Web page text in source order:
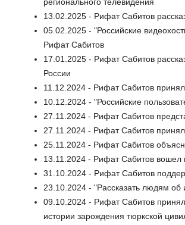
13.02.2025 - Рифат Сабитов
05.02.2025 - "Российские
Рифат Сабитов
17.01.2025 - Рифат Сабитов
России
11.12.2024 - Рифат Сабитов
10.12.2024 - "Российские
27.11.2024 - Рифат Сабитов
27.11.2024 - Рифат Сабитов
25.11.2024 - Рифат Сабитов
13.11.2024 - Рифат Сабитов
31.10.2024 - Рифат Сабитов
23.10.2024 - "Рассказать людям об
09.10.2024 - Рифат Сабитов
истории зарождения тюркской